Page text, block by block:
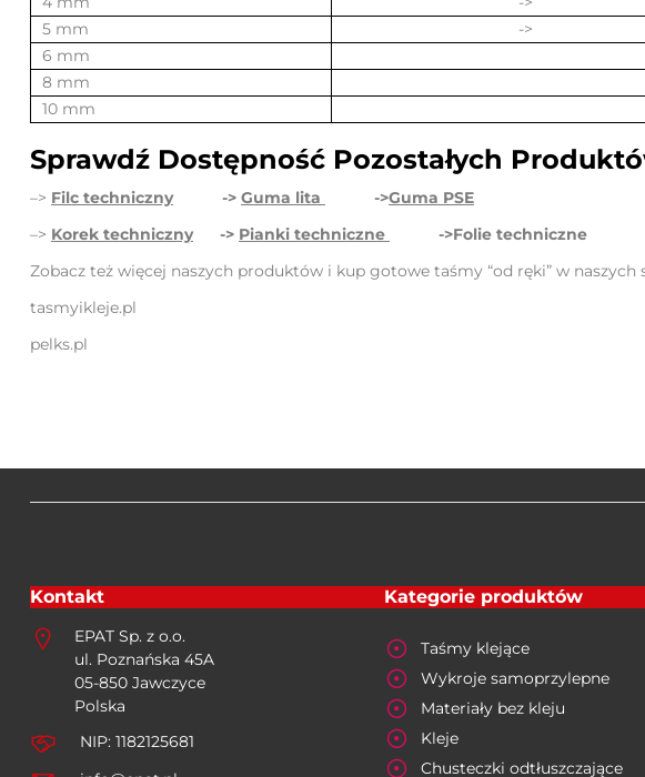
5 mm
->
6 mm
8 mm
10 mm
Sprawdź Dostępność Pozostałych
–> Filc techniczny -> Guma lita ->Guma PSE
–> Korek techniczny-> Pianki techniczne
->Folie techniczne
Zobacz też więcej naszych produktów i kup gotowe taśmy “od ręki” w
tasmyikleje.pl
pelks.pl
Kontakt
EPAT Sp. z o.o.
ul. Poznańska 45A
05-850 Jawczyce
Polska
NIP: 1182125681
Kategorie produktów
Taśmy klejące
Wykroje samoprzylepne
Materiały bez kleju
Kleje
Chusteczki odtłuszczające